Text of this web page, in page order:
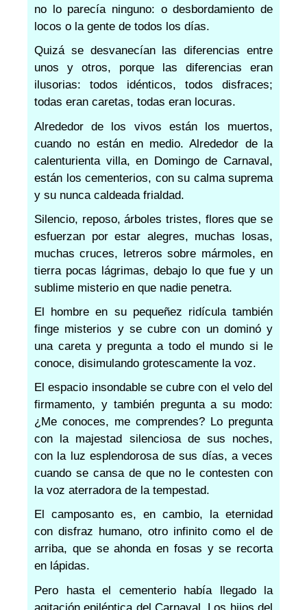
no lo parecía ninguno: o desbordamiento de
locos o la gente de todos los días.
Quizá se desvanecían las diferencias entre
unos y otros, porque las diferencias eran
ilusorias: todos idénticos, todos disfraces;
todas eran caretas, todas eran locuras.
Alrededor de los vivos están los muertos,
cuando no están en medio. Alrededor de la
calenturienta villa, en Domingo de Carnaval,
están los cementerios, con su calma suprema
y su nunca caldeada frialdad.
Silencio, reposo, árboles tristes, flores que se
esfuerzan por estar alegres, muchas losas,
muchas cruces, letreros sobre mármoles, en
tierra pocas lágrimas, debajo lo que fue y un
sublime misterio en que nadie penetra.
El hombre en su pequeñez ridícula también
finge misterios y se cubre con un dominó y
una careta y pregunta a todo el mundo si le
conoce, disimulando grotescamente la voz.
El espacio insondable se cubre con el velo del
firmamento, y también pregunta a su modo:
¿Me conoces, me comprendes? Lo pregunta
con la majestad silenciosa de sus noches,
con la luz esplendorosa de sus días, a veces
cuando se cansa de que no le contesten con
la voz aterradora de la tempestad.
El camposanto es, en cambio, la eternidad
con disfraz humano, otro infinito como el de
arriba, que se ahonda en fosas y se recorta
en lápidas.
Pero hasta el cementerio había llegado la
agitación epiléptica del Carnaval. Los hijos del